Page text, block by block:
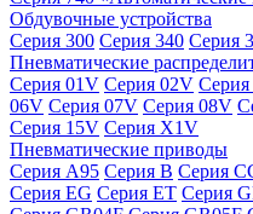
Обдувочные устройства
Серия 300 Серия 340 Серия
Пневматические
Серия 01V Серия 02V
06V Серия 07V Серия 08V
Серия 15V Серия X1V
Пневматические приводы
Серия A95 Серия B Серия
Серия EG Серия ET Серия